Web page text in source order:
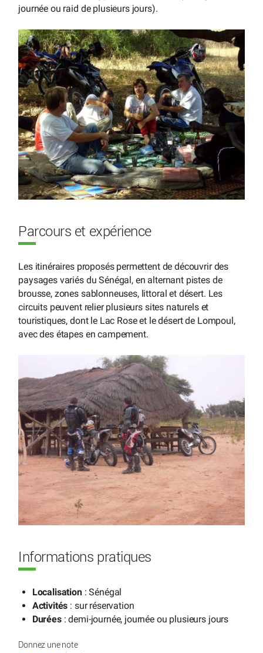
journée ou raid de plusieurs jours).
Parcours et expérience
Les itinéraires proposés permettent de découvrir des
paysages variés du Sénégal, en alternant pistes de
brousse, zones sablonneuses, littoral et désert. Les
circuits peuvent relier plusieurs sites naturels et
touristiques, dont le Lac Rose et le désert de Lompoul,
avec des étapes en campement.
Informations pratiques
Localisation: Sénégal
Activités : sur réservation
Durées: demi-journée, journée ou plusieurs jours
Donnez une note